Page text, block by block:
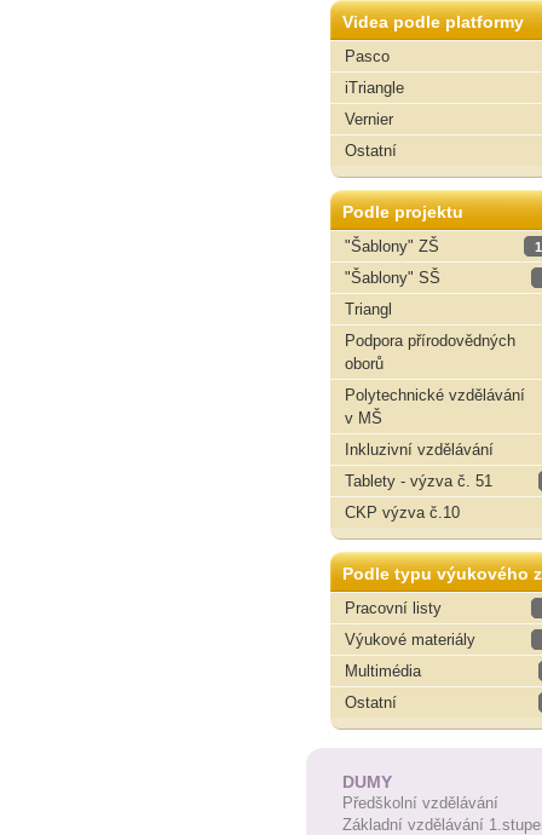
Videa podle platformy
Pasco
iTriangle
Vernier
Ostatní
Podle projektu
"Šablony" ZŠ
"Šablony" SŠ
Triangl
Podpora přírodovědných
oborů
Polytechnické vzdělávání
v MŠ
Inkluzivní vzdělávání
Tablety - výzva č. 51
CKP výzva č.10
Podle typu výukového
Pracovní listy
Výukové materiály
Multimédia
Ostatní
DUMY
Předškolní vzdělávání
Základní vzdělávání